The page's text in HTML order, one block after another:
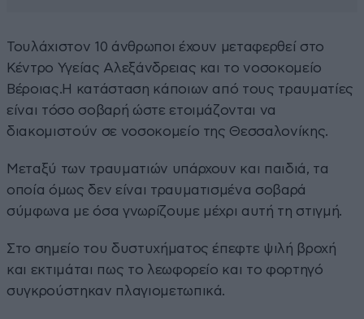
Τουλάχιστον 10 άνθρωποι έχουν μεταφερθεί στο
Κέντρο Υγείας Αλεξάνδρειας και το νοσοκομείο
Βέροιας.Η κατάσταση κάποιων από τους τραυματίες
είναι τόσο σοβαρή ώστε ετοιμάζονται να
διακομιστούν σε νοσοκομείο της Θεσσαλονίκης.
Μεταξύ των τραυματιών υπάρχουν και παιδιά, τα
οποία όμως δεν είναι τραυματισμένα σοβαρά
σύμφωνα με όσα γνωρίζουμε μέχρι αυτή τη στιγμή.
Στο σημείο του δυστυχήματος έπεφτε ψιλή βροχή
και εκτιμάται πως το λεωφορείο και το φορτηγό
συγκρούστηκαν πλαγιομετωπικά.